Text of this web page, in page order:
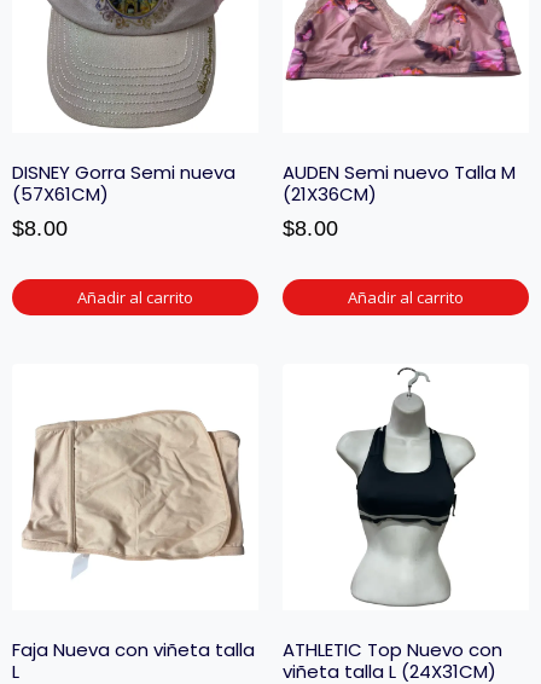
DISNEY Gorra Semi nueva
(57X61CM)
$8.00
Añadir al carrito
AUDEN Semi nuevo Talla M
(21X36CM)
$8.00
Añadir al carrito
Faja Nueva con viñeta talla
L
ATHLETIC Top Nuevo con
viñeta talla L (24X31CM)